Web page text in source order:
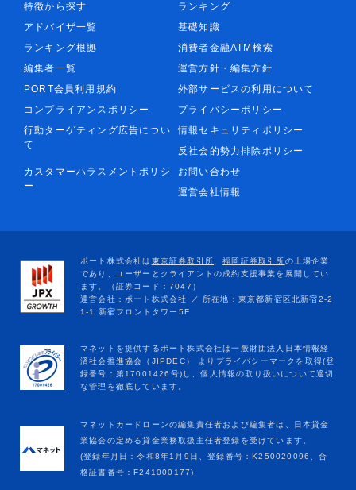
特徴から探す
ランキング
アドバイザ一覧
基礎知識
ランキング根拠
消費者金融ATM検索
編集者一覧
運営方針・編集方針
PORT会員利用規約
外部サービスの利用について
コンプライアンスポリシー
プライバシーポリシー
行動ターゲティング広告につい
て
情報セキュリティポリシー
反社会的勢力排除ポリシー
カスタマーハラスメントポリシ
ー
お問い合わせ
運営会社情報
マネットカードローンの編集責任者および編集者は、日本貸金
業協会の定める貸金業務取扱主任者登録を受けています。
(登録年月日：令和8年1月9日、登録番号：K250020096、合
格証書番号：F241000177)